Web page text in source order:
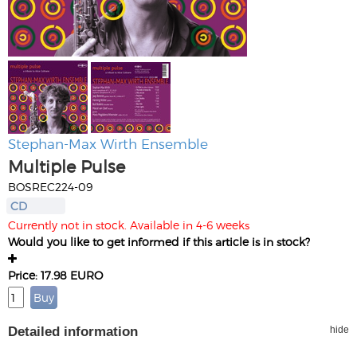
Stephan-Max Wirth Ensemble
Multiple Pulse
BOSREC224-09
CD
Currently not in stock. Available in 4-6 weeks
Would you like to get informed if this article is in stock?
Price: 17.98 EURO
Detailed information hide